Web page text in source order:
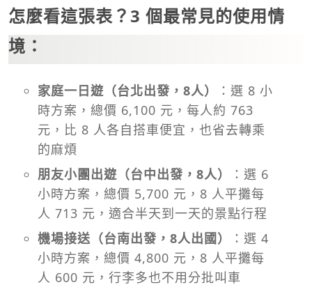
怎麼看這張表？3 個最常見的使用情
境：
家庭一日遊（台北出發，8人）
：選 8 小
時方案，總價 6,100 元，每人約 763
元，比 8 人各自搭車便宜，也省去轉乘
的麻煩
朋友小團出遊（台中出發，8人）
：選 6
小時方案，總價 5,700 元，8 人平攤每
人 713 元，適合半天到一天的景點行程
機場接送（台南出發，8人出國）
：選 4
小時方案，總價 4,800 元，8 人平攤每
人 600 元，行李多也不用分批叫車